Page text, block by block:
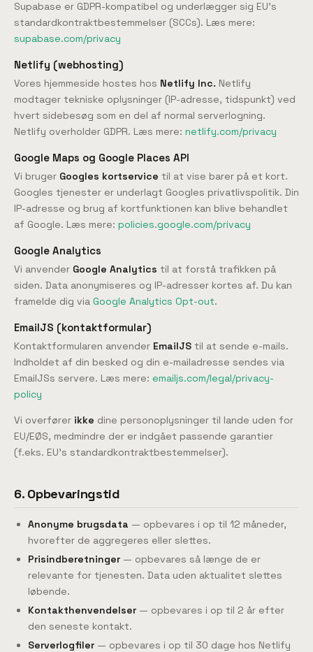
Supabase er GDPR-kompatibel og underlægger sig EU's
standardkontraktbestemmelser (SCCs). Læs mere:
supabase.com/privacy
Netlify (webhosting)
Vores hjemmeside hostes hos Netlify Inc. Netlify
modtager tekniske oplysninger (IP-adresse, tidspunkt) ved
hvert sidebesøg som en del af normal serverlogning.
Netlify overholder GDPR. Læs mere: netlify.com/privacy
Google Maps og Google Places API
Vi bruger Googles kortservice til at vise barer på et kort.
Googles tjenester er underlagt Googles privatlivspolitik. Din
IP-adresse og brug af kortfunktionen kan blive behandlet
af Google. Læs mere: policies.google.com/privacy
Google Analytics
Vi anvender Google Analytics til at forstå trafikken på
siden. Data anonymiseres og IP-adresser kortes af. Du kan
framelde dig via Google Analytics Opt-out.
EmailJS (kontaktformular)
Kontaktformularen anvender EmailJS til at sende e-mails.
Indholdet af din besked og din e-mailadresse sendes via
EmailJSs servere. Læs mere: emailjs.com/legal/privacy-
policy
Vi overfører ikke dine personoplysninger til lande uden for
EU/EØS, medmindre der er indgået passende garantier
(f.eks. EU's standardkontraktbestemmelser).
6. Opbevaringstid
Anonyme brugsdata — opbevares i op til 12 måneder,
hvorefter de aggregeres eller slettes.
Prisindberetninger — opbevares så længe de er
relevante for tjenesten. Data uden aktualitet slettes
løbende.
Kontakthenvendelser — opbevares i op til 2 år efter
den seneste kontakt.
Serverlogfiler — opbevares i op til 30 dage hos Netlify